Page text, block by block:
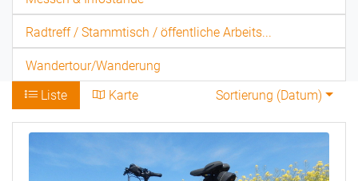
Radtreff / Stammtisch / öffentliche Arbeits...
Wandertour/Wanderung
Liste
Karte Sortierung (Datum)